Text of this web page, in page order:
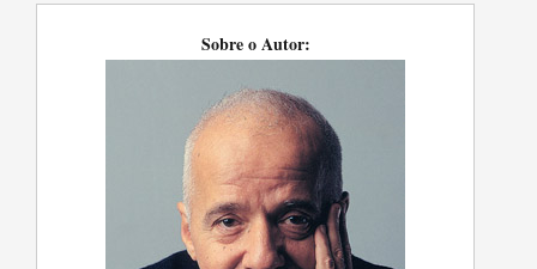
Sobre o Autor: